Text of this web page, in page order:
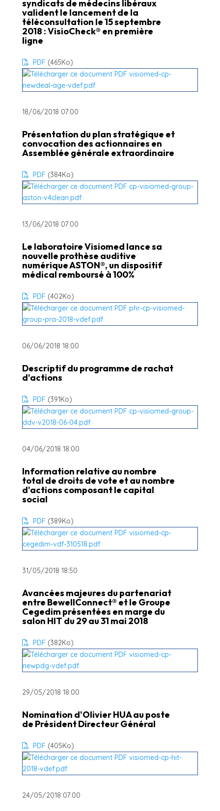
syndicats de médecins libéraux
valident le lancement de la
téléconsultation le 15 septembre
2018 : VisioCheck® en première
ligne
PDF (465Ko)
18/06/2018 07:00
Présentation du plan stratégique et
convocation des actionnaires en
Assemblée générale extraordinaire
PDF (384Ko)
13/06/2018 07:00
Le laboratoire Visiomed lance sa
nouvelle prothèse auditive
numérique ASTON®, un dispositif
médical remboursé à 100%
PDF (402Ko)
06/06/2018 18:00
Descriptif du programme de rachat
d'actions
PDF (391Ko)
04/06/2018 18:00
Information relative au nombre
total de droits de vote et au nombre
d'actions composant le capital
social
PDF (389Ko)
31/05/2018 18:50
Avancées majeures du partenariat
entre BewellConnect® et le Groupe
Cegedim présentées en marge du
salon HIT du 29 au 31 mai 2018
PDF (382Ko)
29/05/2018 18:00
Nomination d'Olivier HUA au poste
de Président Directeur Général
PDF (405Ko)
24/05/2018 07:00